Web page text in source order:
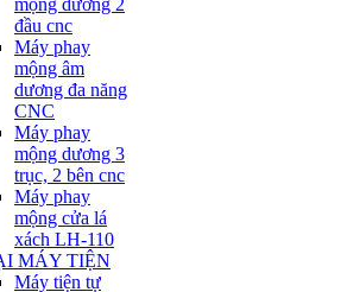
mộng dương 2
đầu cnc
Máy phay
mộng âm
dương đa năng
CNC
Máy phay
mộng dương 3
trục, 2 bên cnc
Máy phay
mộng cửa lá
xách LH-110
MÁY TIỆN
Máy tiện tự